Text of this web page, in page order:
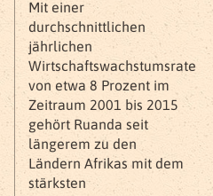
Mit einer
durchschnittlichen
jährlichen
Wirtschaftswachstumsrate
von etwa 8 Prozent im
Zeitraum 2001 bis 2015
gehört Ruanda seit
längerem zu den
Ländern Afrikas mit dem
stärksten